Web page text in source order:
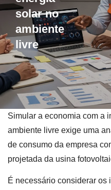
solar no
ambiente
livre
Simular a economia com a
ambiente livre exige uma
de consumo da empresa
projetada da usina
É necessário considerar os